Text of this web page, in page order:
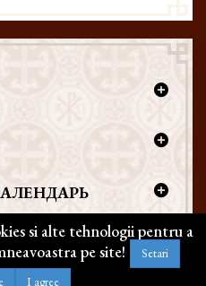
Все права защищены
si alte tehnologii pentru a
pe site!
Setari
I agree